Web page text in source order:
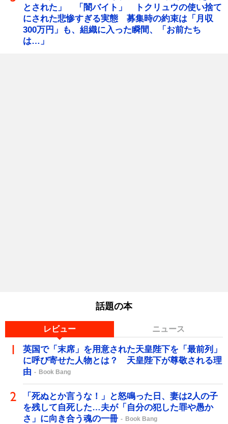
とされた」 「闇バイト」 トクリュウの使い捨て
にされた悲惨すぎる実態 募集時の約束は「月収
300万円」も、組織に入った瞬間、「お前たち
は…」
話題の本
レビュー ニュース
英国で「末席」を用意された天皇陛下を「最前列」
に呼び寄せた人物とは？ 天皇陛下が尊敬される理
由
Book Bang
「死ぬとか言うな！」と怒鳴った日、妻は2人の子
を残して自死した…夫が「自分の犯した罪や愚か
さ」に向き合う魂の一冊
Book Bang